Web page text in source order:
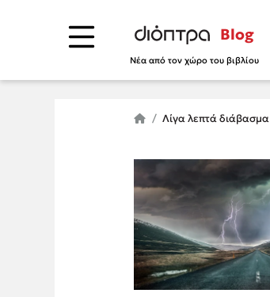
Blog
Νέα από τον χώρο του βιβλίου
Λίγα λεπτά διάβασμα